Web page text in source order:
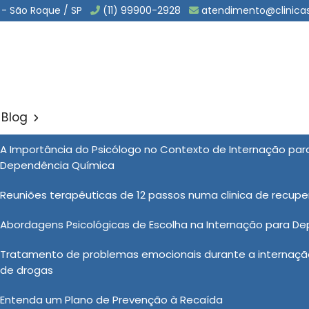
São Roque / SP (11) 99900-2928
Blog
A Importância do Psicólogo no Contexto de Internação
Dependência Química
Reuniões terapêuticas de 12 passos numa clinica de
Abordagens Psicológicas de Escolha na Internação para
Tratamento de problemas emocionais durante a
de drogas
Entenda um Plano de Prevenção à Recaída
de Drogas em
e atendimento discreto, encontrou o lugar
uma clínica especializada em atendimento da
Quer conhecer mais sobre nossas soluções e